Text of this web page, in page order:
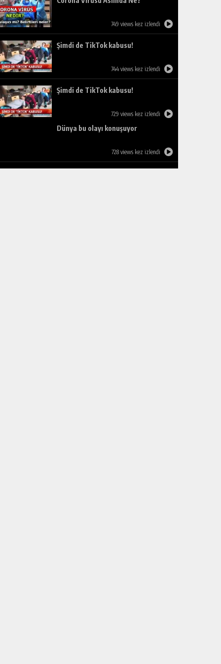
749 views kez izlendi
Şimdi de TikTok kabusu!
744 views kez izlendi
Şimdi de TikTok kabusu!
729 views kez izlendi
Dünya bu olayı konuşuyor
728 views kez izlendi